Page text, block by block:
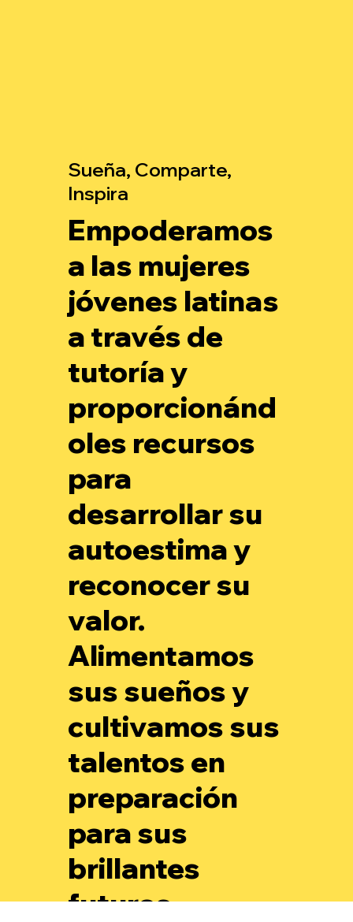
Sueña, Comparte,
Inspira
Empoderamos
a las mujeres
jóvenes latinas
a través de
tutoría y
proporcionánd
oles recursos
para
desarrollar su
autoestima y
reconocer su
valor.
Alimentamos
sus sueños y
cultivamos sus
talentos en
preparación
para sus
brillantes
futuros.